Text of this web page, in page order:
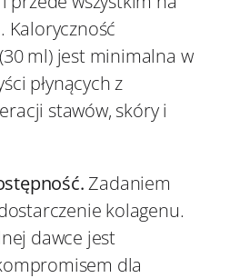
Kaloryczność
ml) jest minimalna w
płynących z
stawów, skóry i
Zadaniem
kolagenu.
dawce jest
dla